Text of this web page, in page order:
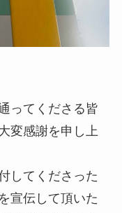
ってくださる皆
変感謝を申し上
してくださった
宣伝して頂いた